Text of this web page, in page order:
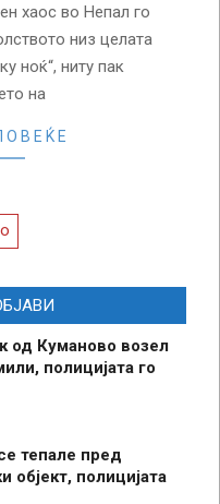
хаос во Непал го
низ целата
ноќ“, ниту пак
на
од Куманово возел
полицијата го
тепале пред
објект, полицијата